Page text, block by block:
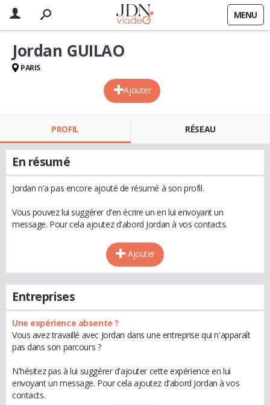
MENU
Ajouter
Jordan GUILAO
PARIS
PROFIL RÉSEAU
En résumé
Jordan n'a pas encore ajouté de résumé à son profil.
Vous pouvez lui suggérer d'en écrire un en lui envoyant un
message. Pour cela ajoutez d'abord Jordan à vos contacts.
Ajouter
Entreprises
Une expérience absente ?
Vous avez travaillé avec Jordan dans une entreprise qui n'apparaît
pas dans son parcours ?
N'hésitez pas à lui suggérer d'ajouter cette expérience en lui
envoyant un message. Pour cela ajoutez d'abord Jordan à vos
contacts.